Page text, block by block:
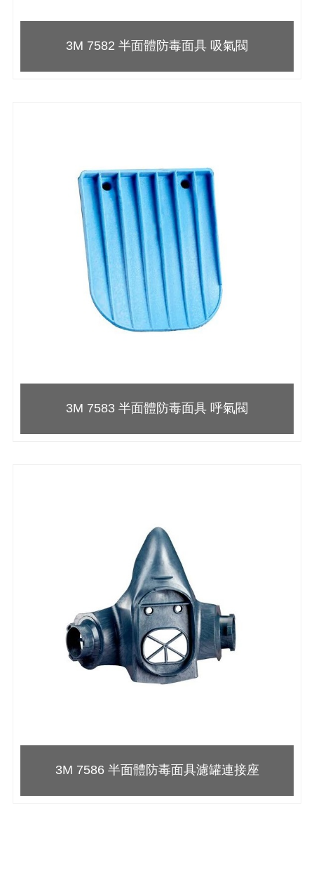
3M 7582 半面體防毒面具 吸氣閥
3M 7583 半面體防毒面具 呼氣閥
3M 7586 半面體防毒面具濾罐連接座